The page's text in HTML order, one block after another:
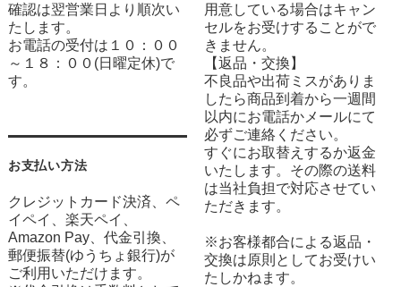
確認は翌営業日より順次い
たします。
お電話の受付は１０：００
～１８：００(日曜定休)で
す。
お支払い方法
クレジットカード決済、ペ
イペイ、楽天ペイ、
Amazon Pay、代金引換、
郵便振替(ゆうちょ銀行)が
ご利用いただけます。
用意している場合はキャン
セルをお受けすることがで
きません。
【返品・交換】
不良品や出荷ミスがありま
したら商品到着から一週間
以内にお電話かメールにて
必ずご連絡ください。
すぐにお取替えするか返金
いたします。その際の送料
は当社負担で対応させてい
ただきます。
※お客様都合による返品・
交換は原則としてお受けい
たしかねます。